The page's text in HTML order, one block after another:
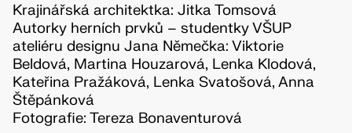
Krajinářská architektka: Jitka Tomsová
Autorky herních prvků – studentky VŠUP
ateliéru designu Jana Němečka: Viktorie
Beldová, Martina Houzarová, Lenka Klodová,
Kateřina Pražáková, Lenka Svatošová, Anna
Štěpánková
Fotografie: Tereza Bonaventurová